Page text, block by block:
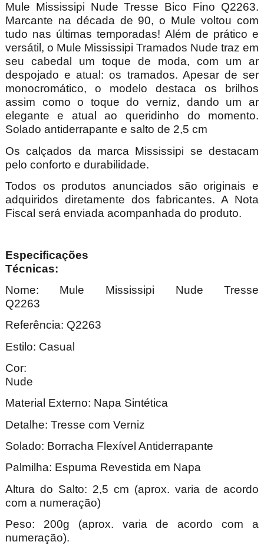
Mule Mississipi Nude Tresse Bico Fino Q2263.
Marcante na década de 90, o Mule voltou com
tudo nas últimas temporadas! Além de prático e
versátil, o Mule Mississipi Tramados Nude traz em
seu cabedal um toque de moda, com um ar
despojado e atual: os tramados. Apesar de ser
monocromático, o modelo destaca os brilhos
assim como o toque do verniz, dando um ar
elegante e atual ao queridinho do momento.
Solado antiderrapante e salto de 2,5 cm
Os calçados da marca Mississipi se destacam
pelo conforto e durabilidade.
Todos os produtos anunciados são originais e
adquiridos diretamente dos fabricantes. A Nota
Fiscal será enviada acompanhada do produto.
Especificações
Nome: Mule Mississipi Nude Tresse
Q2263
Referência: Q2263
Estilo: Casual
Cor:
Material Externo: Napa Sintética
Detalhe: Tresse com Verniz
Solado: Borracha Flexível Antiderrapante
Palmilha: Espuma Revestida em Napa
Altura do Salto: 2,5 cm (aprox. varia de acordo
com a numeração)
Peso: 200g (aprox. varia de acordo com a
numeração).